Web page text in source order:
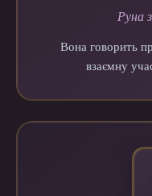
Руна
Вона говорить
взаємну